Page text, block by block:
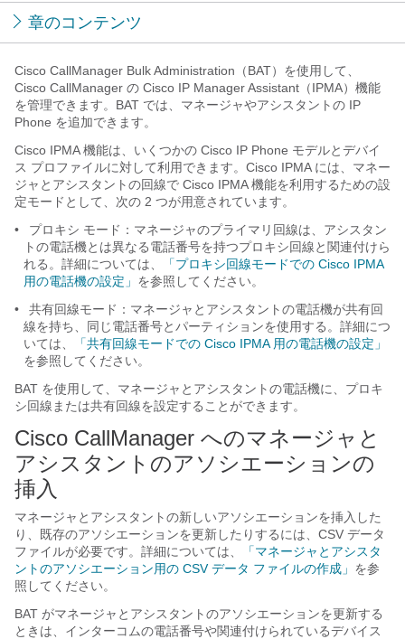
章のコンテンツ
Cisco CallManager Bulk Administration（BAT）を使用して、
Cisco CallManager の Cisco IP Manager Assistant（IPMA）機能
を管理できます。BAT では、マネージャやアシスタントの IP
Phone を追加できます。
Cisco IPMA 機能は、いくつかの Cisco IP Phone モデルとデバイ
ス プロファイルに対して利用できます。Cisco IPMA には、マネー
ジャとアシスタントの回線で Cisco IPMA 機能を利用するための設
定モードとして、次の 2 つが用意されています。
•
プロキシ モード：マネージャのプライマリ回線は、アシスタン
トの電話機とは異なる電話番号を持つプロキシ回線と関連付けら
れる。詳細については、
「プロキシ回線モードでの Cisco IPMA
用の電話機の設定」 を参照してください。
•
共有回線モード：マネージャとアシスタントの電話機が共有回
線を持ち、同じ電話番号とパーティションを使用する。詳細につ
いては、
「共有回線モードでの Cisco IPMA 用の電話機の設定」
を参照してください。
BAT を使用して、マネージャとアシスタントの電話機に、プロキ
シ回線または共有回線を設定することができます。
Cisco CallManager へのマネージャと
アシスタントのアソシエーションの
挿入
マネージャとアシスタントの新しいアソシエーションを挿入した
り、既存のアソシエーションを更新したりするには、CSV データ
ファイルが必要です。詳細については、
「マネージャとアシスタ
ントのアソシエーション用の CSV データ ファイルの作成」 を参
照してください。
BAT がマネージャとアシスタントのアソシエーションを更新する
ときは、インターコムの電話番号や関連付けられているデバイス